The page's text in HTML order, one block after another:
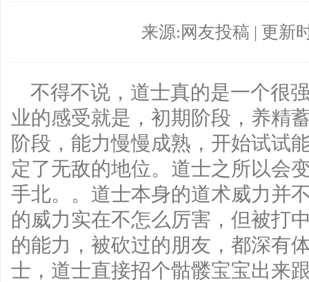
来源:网友投稿 | 更新
不得不说，道士真的是一个很
业的感受就是，初期阶段，养精
阶段，能力慢慢成熟，开始试试
定了无敌的地位。道士之所以会
手北。。道士本身的道术威力并
的威力实在不怎么厉害，但被打
的能力，被砍过的朋友，都深有
士，道士直接招个骷髅宝宝出来